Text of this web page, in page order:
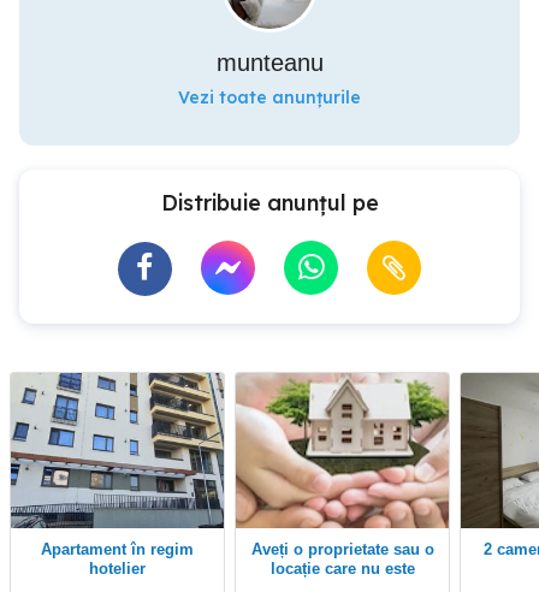
munteanu
Vezi toate anunțurile
Distribuie anunțul pe
Apartament în regim
hotelier
Aveți o proprietate sau o
locație care nu este
2 camere Coresi regim